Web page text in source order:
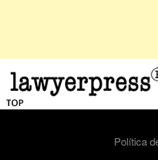
Política